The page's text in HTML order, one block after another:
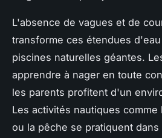
L'absence de vagues et de
transforme ces étendues
piscines naturelles géantes.
apprendre à nager en toute
les parents profitent d'un
Les activités nautiques
ou la pêche se pratiquent